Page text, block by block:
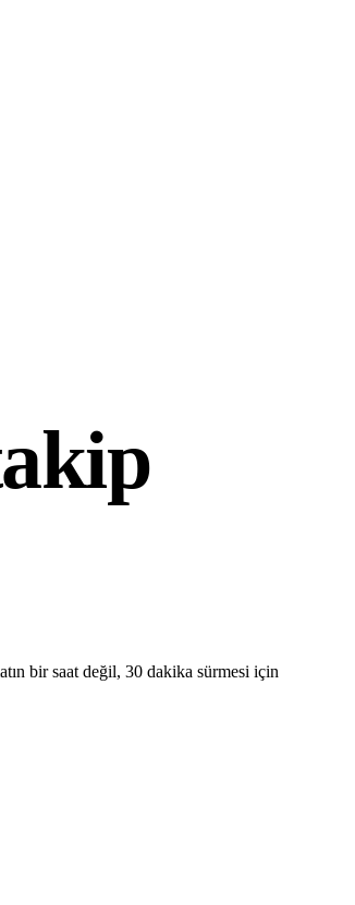
bir saat değil, 30 dakika sürmesi için